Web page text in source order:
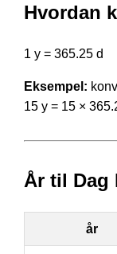
Hvordan
1 y = 365.25 d
Eksempel:
15 y = 15 ×
År til Dag
år